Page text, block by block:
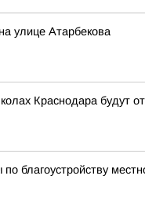
улице Атарбекова
Краснодара будут
благоустройству